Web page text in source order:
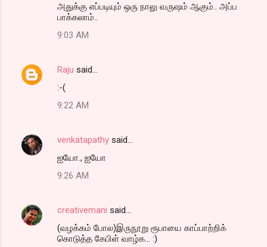
அதுக்கு எப்படியும் ஒரு நாலு வருஷம் ஆகும்.. அப்ப
பாக்கலாம்..
9:03 AM
Raju said…
:-(
9:22 AM
venkatapathy said…
ஐயோ., ஐயோ
9:26 AM
creativemani said…
(வழக்கம் போல)இருநூறு ரூபாயை காப்பாற்றிக்
கொடுத்த கேபிள் வாழ்க... :)